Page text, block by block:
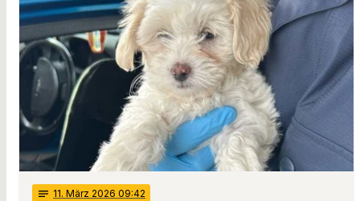
notes 11. März 2026 09:42